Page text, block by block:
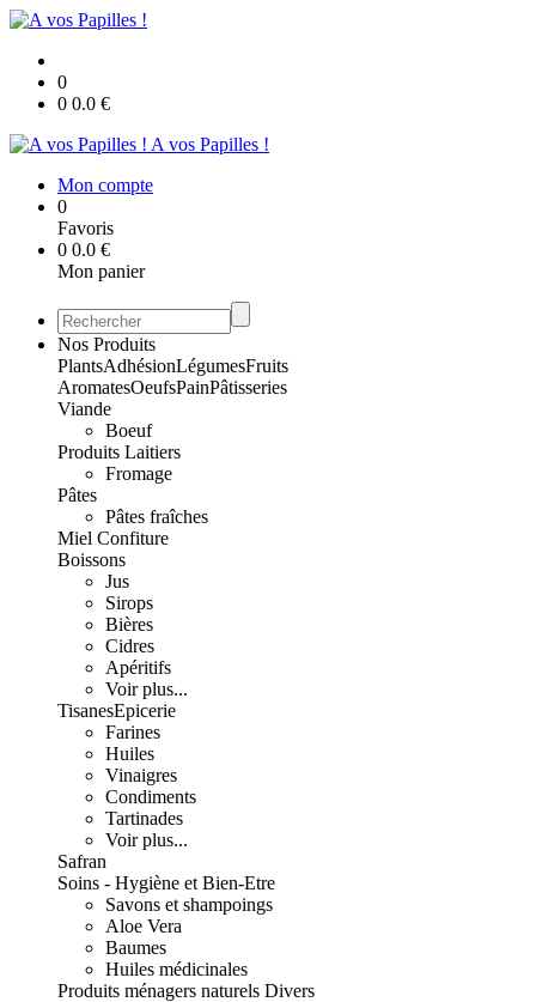
0
0 0.0 €
A vos Papilles !
Mon compte
0
Favoris
0 0.0 €
Mon panier
Nos Produits
PlantsAdhésionLégumesFruits
AromatesOeufsPainPâtisseries
Viande
Boeuf
Produits Laitiers
Fromage
Pâtes
Pâtes fraîches
Miel Confiture
Boissons
Jus
Sirops
Bières
Cidres
Apéritifs
Voir plus...
TisanesEpicerie
Farines
Huiles
Vinaigres
Condiments
Tartinades
Voir plus...
Safran
Soins - Hygiène et Bien-Etre
Savons et shampoings
Aloe Vera
Baumes
Huiles médicinales
Produits ménagers naturels Divers